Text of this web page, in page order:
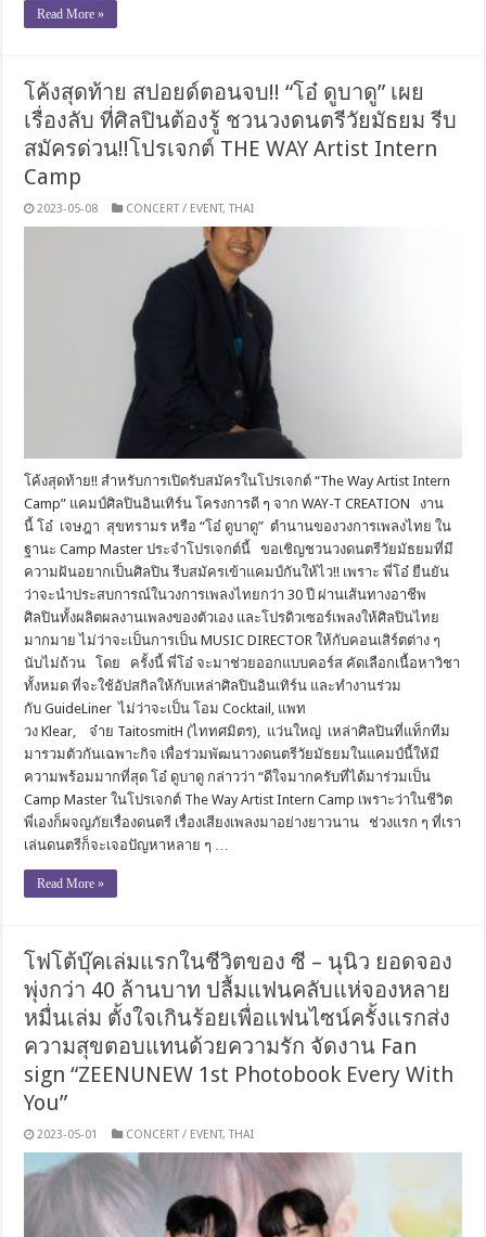
Read More »
โค้งสุดท้าย สปอยด์ตอนจบ!! “โอ๋ ดูบาดู” เผย
เรื่องลับ ที่ศิลปินต้องรู้ ชวนวงดนตรีวัยมัธยม รีบ
สมัครด่วน!!โปรเจกต์ THE WAY Artist Intern
Camp
2023-05-08 CONCERT / EVENT,THAI
โค้งสุดท้าย!! สำหรับการเปิดรับสมัครในโปรเจกต์ “The Way Artist Intern
Camp” แคมป์ศิลปินอินเทิร์น โครงการดี ๆ จาก WAY-T CREATION งาน
นี้ โอ๋ เจษฎา สุขทรามร หรือ “โอ๋ ดูบาดู” ตำนานของวงการเพลงไทย ใน
ฐานะ Camp Master ประจำโปรเจกต์นี้ ขอเชิญชวนวงดนตรีวัยมัธยมที่มี
ความฝันอยากเป็นศิลปิน รีบสมัครเข้าแคมป์กันให้ไว!! เพราะ พี่โอ๋ ยืนยัน
ว่าจะนำประสบการณ์ในวงการเพลงไทยกว่า 30 ปี ผ่านเส้นทางอาชีพ
ศิลปินทั้งผลิตผลงานเพลงของตัวเอง และโปรดิวเซอร์เพลงให้ศิลปินไทย
มากมาย ไม่ว่าจะเป็นการเป็น MUSIC DIRECTOR ให้กับคอนเสิร์ตต่าง ๆ
นับไม่ถ้วน โดย ครั้งนี้ พี่โอ๋ จะมาช่วยออกแบบคอร์ส คัดเลือกเนื้อหาวิชา
ทั้งหมด ที่จะใช้อัปสกิลให้กับเหล่าศิลปินอินเทิร์น และทำงานร่วม
กับ GuideLiner ไม่ว่าจะเป็น โอม Cocktail, แพท
วง Klear, จ๋าย TaitosmitH (ไททศมิตร), แว่นใหญ่ เหล่าศิลปินที่แท็กทีม
มารวมตัวกันเฉพาะกิจ เพื่อร่วมพัฒนาวงดนตรีวัยมัธยมในแคมป์นี้ให้มี
ความพร้อมมากที่สุด โอ๋ ดูบาดู กล่าวว่า “ดีใจมากครับที่ได้มาร่วมเป็น
Camp Master ในโปรเจกต์ The Way Artist Intern Camp เพราะว่าในชีวิต
พี่เองก็ผจญภัยเรื่องดนตรี เรื่องเสียงเพลงมาอย่างยาวนาน ช่วงแรก ๆ ที่เรา
เล่นดนตรีก็จะเจอปัญหาหลาย ๆ …
Read More »
โฟโต้บุ๊คเล่มแรกในชีวิตของ ซี – นุนิว ยอดจอง
พุ่งกว่า 40 ล้านบาท ปลื้มแฟนคลับแห่จองหลาย
หมื่นเล่ม ตั้งใจเกินร้อยเพื่อแฟนไซน์ครั้งแรกส่ง
ความสุขตอบแทนด้วยความรัก จัดงาน Fan
sign “ZEENUNEW 1st Photobook Every With
You”
2023-05-01 CONCERT / EVENT,THAI